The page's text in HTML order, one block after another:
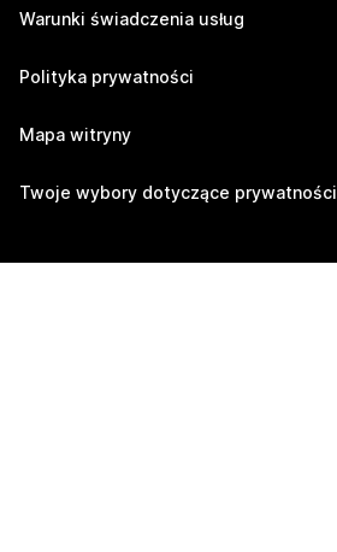
Warunki świadczenia usług
Polityka prywatności
Mapa witryny
Twoje wybory dotyczące prywatności